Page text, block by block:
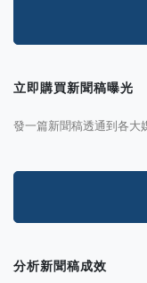
立即購買新聞稿曝光
發一篇新聞稿透通到各大
分析新聞稿成效